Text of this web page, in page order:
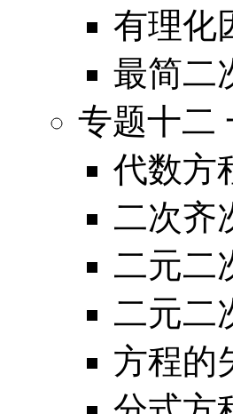
有理化
最简二
专题十二
代数方
二次齐
二元二
二元二
方程的